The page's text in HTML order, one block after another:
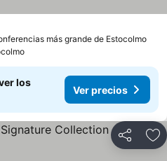
más grande de Estocolmo
los
Ver precios
Compartir